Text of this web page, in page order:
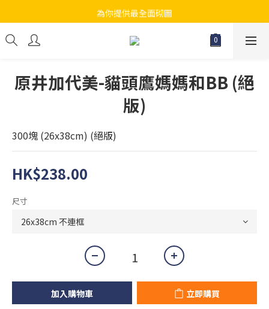
江帆天楊砌圖
為你提供最全面砌圖
無論大人小朋友都會搵到佢哋最鐘意既砌圖
原井加代美-貓頭鷹媽媽和BB (絕
版)
300塊 (26x38cm) (絕版)
HK$238.00
尺寸
加入購物車 立即購買